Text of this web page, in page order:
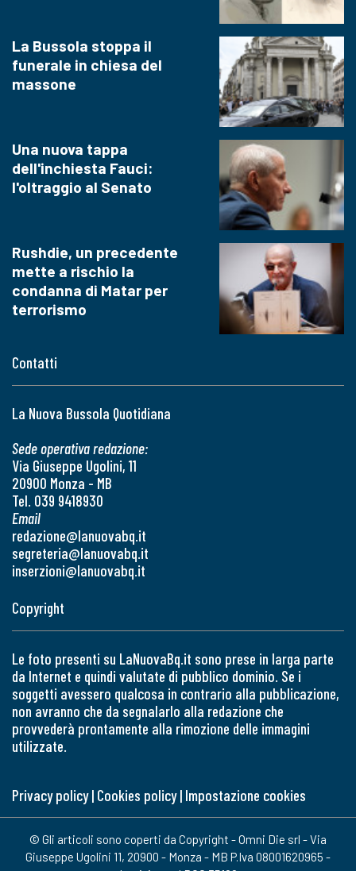
Contatti
La Nuova Bussola Quotidiana
Sede operativa redazione:
Via Giuseppe Ugolini, 11
20900 Monza - MB
Tel. 039 9418930
Email
redazione@lanuovabq.it
segreteria@lanuovabq.it
inserzioni@lanuovabq.it
La Bussola stoppa il
funerale in chiesa del
massone
Una nuova tappa
dell'inchiesta Fauci:
l'oltraggio al Senato
Rushdie, un precedente
mette a rischio la
condanna di Matar per
terrorismo
Copyright
Le foto presenti su LaNuovaBq.it sono prese in larga parte
da Internet e quindi valutate di pubblico dominio. Se i
soggetti avessero qualcosa in contrario alla pubblicazione,
non avranno che da segnalarlo alla redazione che
provvederà prontamente alla rimozione delle immagini
utilizzate.
Privacy policy| Cookies policy| Impostazione cookies
© Gli articoli sono coperti da Copyright - Omni Die srl - Via
Giuseppe Ugolini 11, 20900 - Monza - MB P.Iva 08001620965 -